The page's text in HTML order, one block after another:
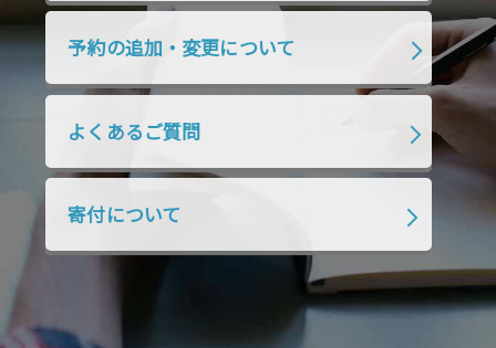
2019年4月
2018年7月 2018年6月
2018年4月 2018年3月 2018年2月
2018年1月 2017年12月
2017年10月 2017年9月 2017年8月
2017年5月
2017年4月
予約の追加・変更について
よくあるご質問
寄付について